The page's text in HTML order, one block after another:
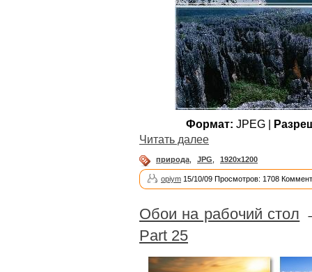
Формат: JPEG |
Читать далее
природа, JPG, 1920x1200
opiym 15/10/09 Просмотров: 1708
Обои на рабочий стол
Part 25